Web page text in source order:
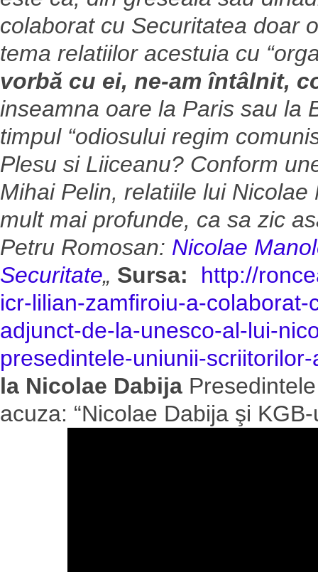
colaborat cu Securitatea doar
tema relatiilor acestuia cu
vorbă cu ei, ne-am întâlnit,
inseamna oare la Paris sau la
timpul “odiosului regim
Plesu si Liiceanu? Conform
Mihai Pelin, relatiile lui
mult mai profunde, ca sa zic
Petru Romosan: Nicolae
Securitate„ Sursa:
http://
icr-lilian-zamfiroiu-a-
adjunct-de-la-unesco-al-lui-
presedintele-uniunii-
la Nicolae Dabija
acuza: “Nicolae Dabija şi